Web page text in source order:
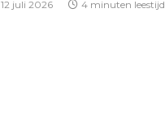
12 juli 2026 4 minuten leestijd